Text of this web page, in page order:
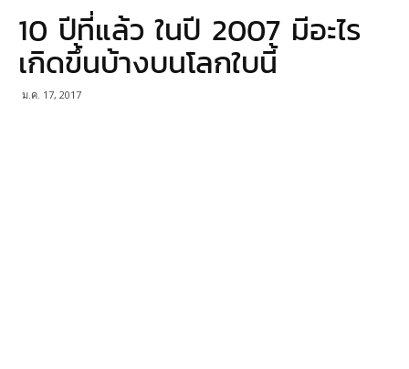
มายา
10 ปีที่แล้ว ในปี 2007 มีอะไร
เกิดขึ้นบ้างบนโลกใบนี้
ม.ค. 17, 2017